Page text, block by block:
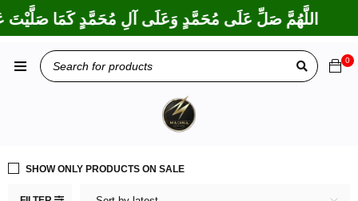
اللَّهُمَّ صَلِّ عَلَى مُحَمَّدٍ وَعَلَى آلِ مُحَمَّدٍ كَمَا صَلَّيْتَ
0
SHOW ONLY PRODUCTS ON SALE